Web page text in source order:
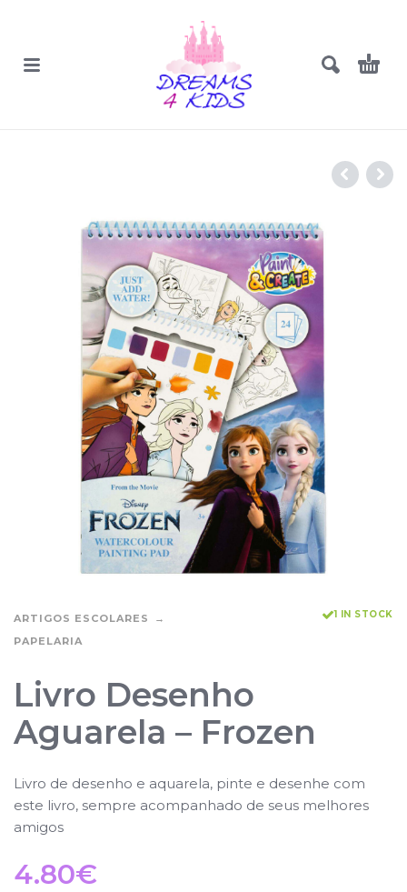
ARTIGOS ESCOLARES
PAPELARIA
1 IN STOCK
Livro Desenho
Aguarela – Frozen
Livro de desenho e aquarela, pinte e desenhe com
este livro, sempre acompanhado de seus melhores
amigos
4.80€